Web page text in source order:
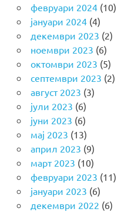
февруари 2024(10)
јануари 2024(4)
декември 2023 (2)
ноември 2023 (6)
октомври 2023 (5)
септември 2023 (2)
август 2023 (3)
јули 2023 (6)
јуни 2023 (6)
мај 2023 (13)
април 2023 (9)
март 2023 (10)
февруари 2023 (11)
јануари 2023 (6)
декември 2022 (6)